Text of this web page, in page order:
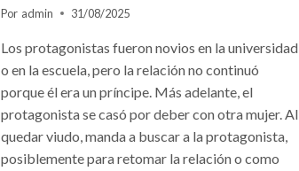
Por admin 31/08/2025
Los protagonistas fueron novios en la universidad
o en la escuela, pero la relación no continuó
porque él era un príncipe. Más adelante, el
protagonista se casó por deber con otra mujer. Al
quedar viudo, manda a buscar a la protagonista,
posiblemente para retomar la relación o como